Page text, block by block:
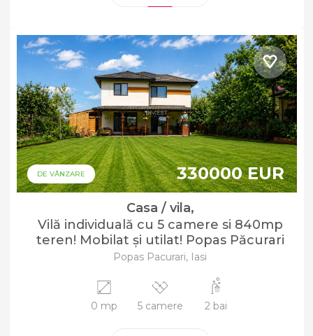
DE VÂNZARE 330000 EUR
Casa / vila,
Vilă individuală cu 5 camere si 840mp
teren! Mobilat și utilat! Popas Păcurari
Popas Pacurari, Iasi
0 mp 5 camere 2 bai